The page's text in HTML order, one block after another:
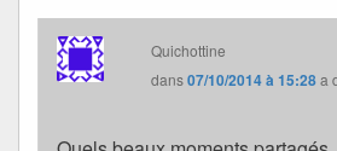
Quichottine
dans07/10/2014 à 15:28a